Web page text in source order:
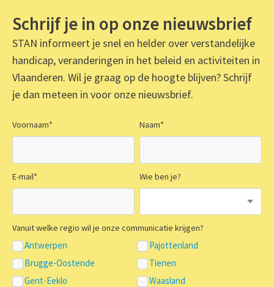
Schrijf je in op onze nieuwsbrief
STAN informeert je snel en helder over verstandelijke
handicap, veranderingen in het beleid en activiteiten in
Vlaanderen. Wil je graag op de hoogte blijven? Schrijf
je dan meteen in voor onze nieuwsbrief.
Voornaam* Naam*
E-mail* Wie ben je?
Vanuit welke regio wil je onze communicatie krijgen?
Antwerpen
Pajottenland
Brugge-Oostende
Tienen
Gent-Eeklo
Waasland